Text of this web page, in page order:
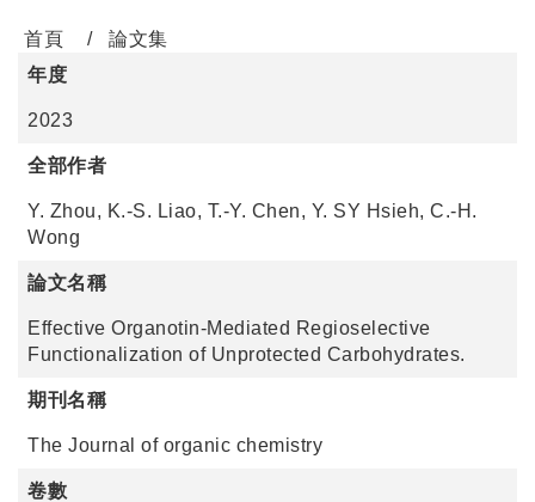
首頁
論文集
年度
2023
全部作者
Y. Zhou, K.-S. Liao, T.-Y. Chen, Y. SY Hsieh, C.-H.
Wong
論文名稱
Effective Organotin-Mediated Regioselective
Functionalization of Unprotected Carbohydrates.
期刊名稱
The Journal of organic chemistry
卷數